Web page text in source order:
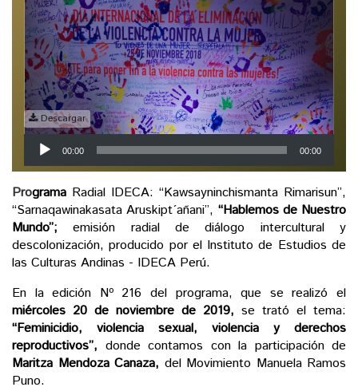
Descargar
Reproductor
de
audio
00:00 00:00
Programa Radial IDECA: “Kawsayninchismanta Rimarisun”,
“Sarnaqawinakasata Aruskipt´añani”, “Hablemos de Nuestro
Mundo”; emisión radial de diálogo intercultural y
descolonización, producido por el Instituto de Estudios de
las Culturas Andinas - IDECA Perú.
En la edición Nº 216 del programa, que se realizó el
miércoles 20 de noviembre de 2019, se trató el tema:
“Feminicidio, violencia sexual, violencia y derechos
reproductivos”, donde contamos con la participación de
Maritza Mendoza Canaza, del Movimiento Manuela Ramos
Puno.